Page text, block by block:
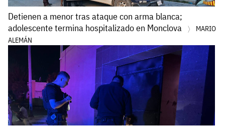
Detienen a menor tras ataque con arma blanca;
adolescente termina hospitalizado en Monclova
MARIO
ALEMÁN